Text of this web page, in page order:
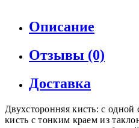
Описание
Отзывы (0)
Доставка
Двухсторонняя кисть: с
кисть с тонким краем из